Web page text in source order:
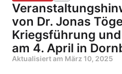
von Dr. Jonas
Kriegsführung
am 4. April in
Aktualisiert am März 10, 2025